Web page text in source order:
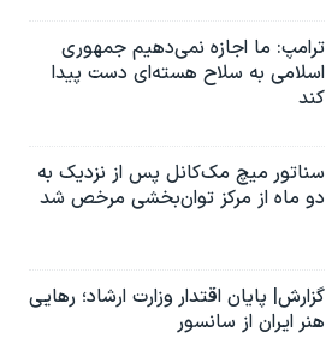
ترامپ: ما اجازه نمی‌دهیم جمهوری
اسلامی به سلاح هسته‌ای دست پیدا
کند
سناتور میچ مک‌کانل پس از نزدیک به
دو ماه از مرکز توان‌بخشی مرخص شد
گزارش| پایان اقتدار وزارت ارشاد؛ رهایی
هنر ایران از سانسور